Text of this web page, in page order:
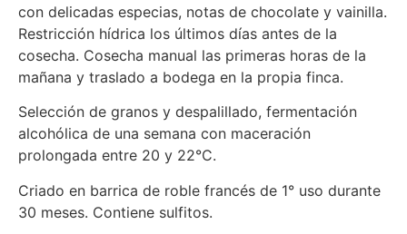
con delicadas especias, notas de chocolate y vainilla.
Restricción hídrica los últimos días antes de la
cosecha. Cosecha manual las primeras horas de la
mañana y traslado a bodega en la propia finca.
Selección de granos y despalillado, fermentación
alcohólica de una semana con maceración
prolongada entre 20 y 22°C.
Criado en barrica de roble francés de 1° uso durante
30 meses. Contiene sulfitos.